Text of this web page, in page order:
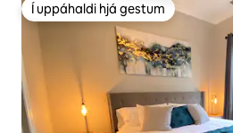
Í uppáhaldi hjá gestum
Í uppáhaldi hjá gestum